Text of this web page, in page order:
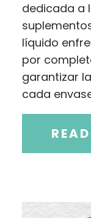
dedicada a
líquido
por
garantizar
cada